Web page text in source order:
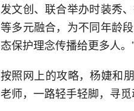
发文创、联合举办时装秀
等多元融合，为不同年龄
态保护理念传播给更多人。
按照网上的攻略，杨婕和
老师，一路轻手轻脚，寻觅